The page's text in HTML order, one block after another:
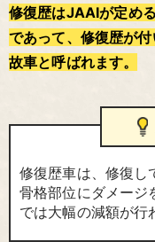
修復歴はJAAIが定め
であって、修復歴が
故車と呼ばれます。
修復歴車は、修復し
骨格部位にダメージ
では大幅の減額が行